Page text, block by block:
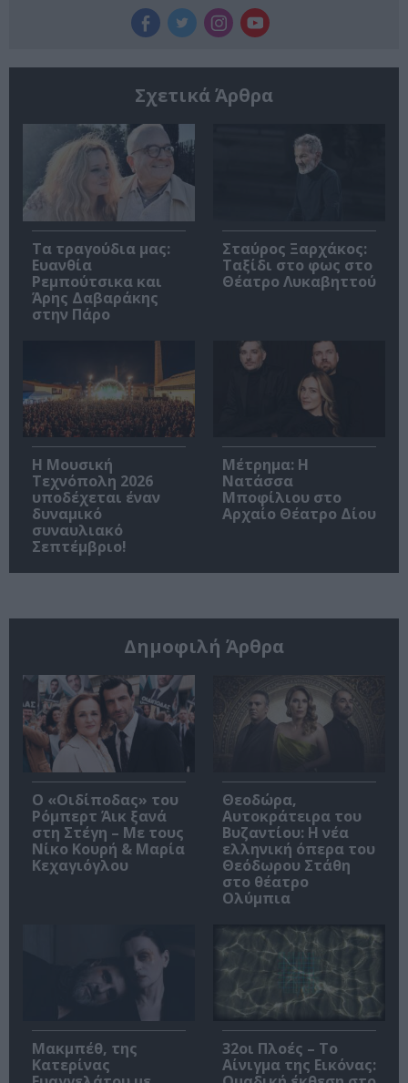
Σχετικά Άρθρα
Τα τραγούδια μας:
Ευανθία
Ρεμπούτσικα και
Άρης Δαβαράκης
στην Πάρο
Σταύρος Ξαρχάκος:
Ταξίδι στο φως στο
Θέατρο Λυκαβηττού
Η Μουσική
Τεχνόπολη 2026
υποδέχεται έναν
δυναμικό
συναυλιακό
Σεπτέμβριο!
Μέτρημα: Η
Νατάσσα
Μποφίλιου στο
Αρχαίο Θέατρο Δίου
Δημοφιλή Άρθρα
O «Οιδίποδας» του
Ρόμπερτ Άικ ξανά
στη Στέγη – Με τους
Νίκο Κουρή & Μαρία
Κεχαγιόγλου
Θεοδώρα,
Αυτοκράτειρα του
Βυζαντίου: Η νέα
ελληνική όπερα του
Θεόδωρου Στάθη
στο θέατρο
Ολύμπια
Μακμπέθ, της
Κατερίνας
32οι Πλοές – Το
Αίνιγμα της Εικόνας: